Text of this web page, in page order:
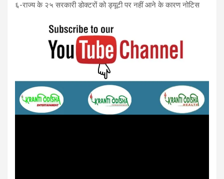
६-राज्य के २५ सरकारी डोक्टरों को ड्यूटी पर नहीं आने के कारण नोटिस